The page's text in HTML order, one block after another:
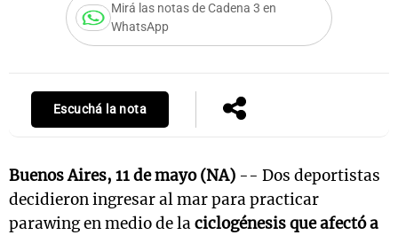
Mirá las notas de Cadena 3 en
WhatsApp
Escuchá la nota
Buenos Aires, 11 de mayo (NA) -- Dos deportistas
decidieron ingresar al mar para practicar
parawing en medio de laciclogénesis que afectó a